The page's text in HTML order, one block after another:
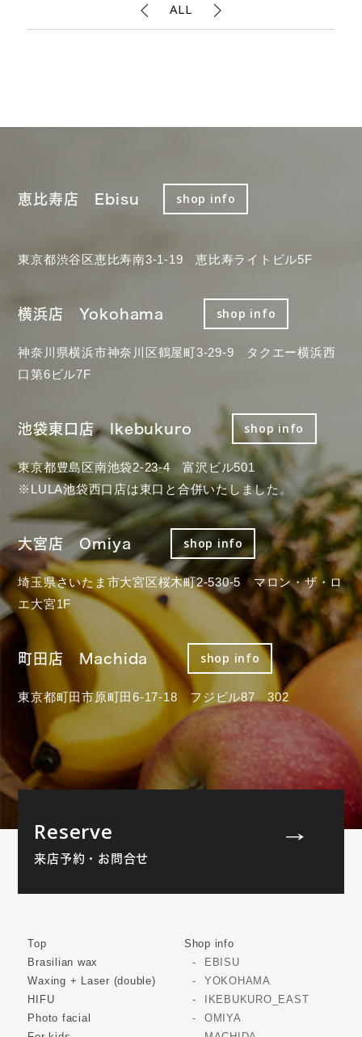
ALL
恵比寿店 Ebisu shop info
東京都渋谷区恵比寿南3-1-19 恵比寿ライトビル5F
横浜店 Yokohama shop info
神奈川県横浜市神奈川区鶴屋町3-29-9 タクエー横浜西
口第6ビル7F
池袋東口店 Ikebukuro shop info
東京都豊島区南池袋2-23-4 富沢ビル501
※LULA池袋西口店は東口と合併いたしました。
大宮店 Omiya shop info
埼玉県さいたま市大宮区桜木町2-530-5 マロン・ザ・ロ
エ大宮1F
町田店 Machida shop info
東京都町田市原町田6-17-18 フジビル87 302
Reserve
来店予約・お問合せ
Top
Brasilian wax
Waxing + Laser (double)
HIFU
Photo facial
Shop info
EBISU
YOKOHAMA
IKEBUKURO_EAST
OMIYA